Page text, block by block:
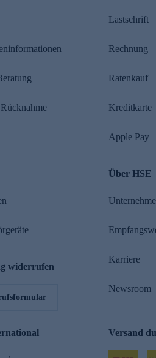
Lastschrift
Rechnung
Ratenkauf
Kreditkarte
Apple Pay
widerrufen
Über HSE
Karriere
Newsroom
Versand